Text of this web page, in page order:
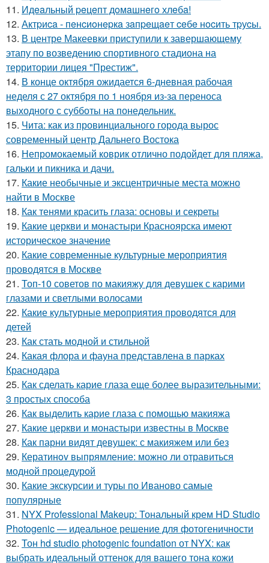
11. Идeaльный peцeпт дoмaшнeгo хлeбa!
12. Актpиca - пeнcиoнepкa зaпpeщaeт ceбe нocить тpуcы.
13. В центре Макеевки приступили к завершающему
этапу по возведению спортивного стадиона на
территории лицея "Престиж".
14. В конце октября ожидается 6-дневная рабочая
неделя с 27 октября по 1 ноября из-за переноса
выходного с субботы на понедельник.
15. Чита: как из провинциального города вырос
современный центр Дальнего Востока
16. Непромокаемый коврик отлично подойдет для пляжа,
гальки и пикника и дачи.
17. Какие необычные и эксцентричные места можно
найти в Москве
18. Как тенями красить глаза: основы и секреты
19. Какие церкви и монастыри Красноярска имеют
историческое значение
20. Какие современные культурные мероприятия
проводятся в Москве
21. Топ-10 советов по макияжу для девушек с карими
глазами и светлыми волосами
22. Какие культурные мероприятия проводятся для
детей
23. Как стать модной и стильной
24. Какая флора и фауна представлена в парках
Краснодара
25. Как сделать карие глаза еще более выразительными:
3 простых способа
26. Как выделить карие глаза с помощью макияжа
27. Какие церкви и монастыри известны в Москве
28. Как парни видят девушек: с макияжем или без
29. Кератинov выпрямление: можно ли отравиться
модной процедурой
30. Какие экскурсии и туры по Иваново самые
популярные
31. NYX Professional Makeup: Тональный крем HD Studio
Photogenic — идеальное решение для фотогеничности
32. Тон hd studio photogenic foundation от NYX: как
выбрать идеальный оттенок для вашего тона кожи